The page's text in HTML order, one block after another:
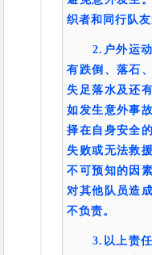
织者和同行队友
2.户外运
有跌倒、落石
失足落水及还
如发生意外事
择在自身安全
失败或无法救
不可预知的因
对其他队员造
不负责。
3.以上责